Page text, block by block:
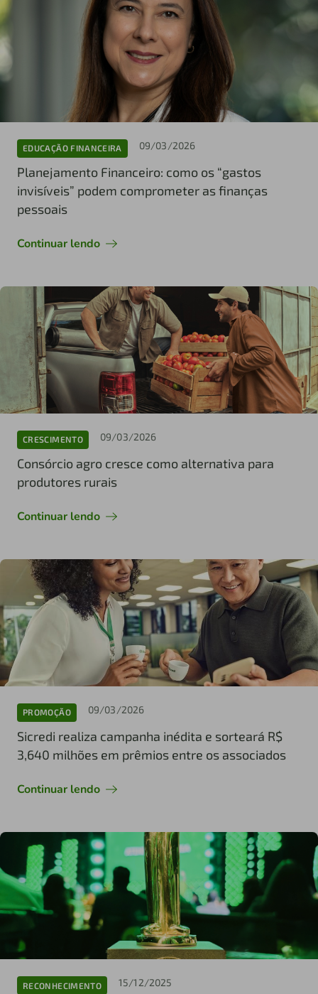
EDUCAÇÃO FINANCEIRA 09/03/2026
Planejamento Financeiro: como os “gastos
invisíveis” podem comprometer as finanças
pessoais
Continuar lendo
CRESCIMENTO 09/03/2026
Consórcio agro cresce como alternativa para
produtores rurais
Continuar lendo
PROMOÇÃO 09/03/2026
Sicredi realiza campanha inédita e sorteará R$
3,640 milhões em prêmios entre os associados
Continuar lendo
RECONHECIMENTO 15/12/2025